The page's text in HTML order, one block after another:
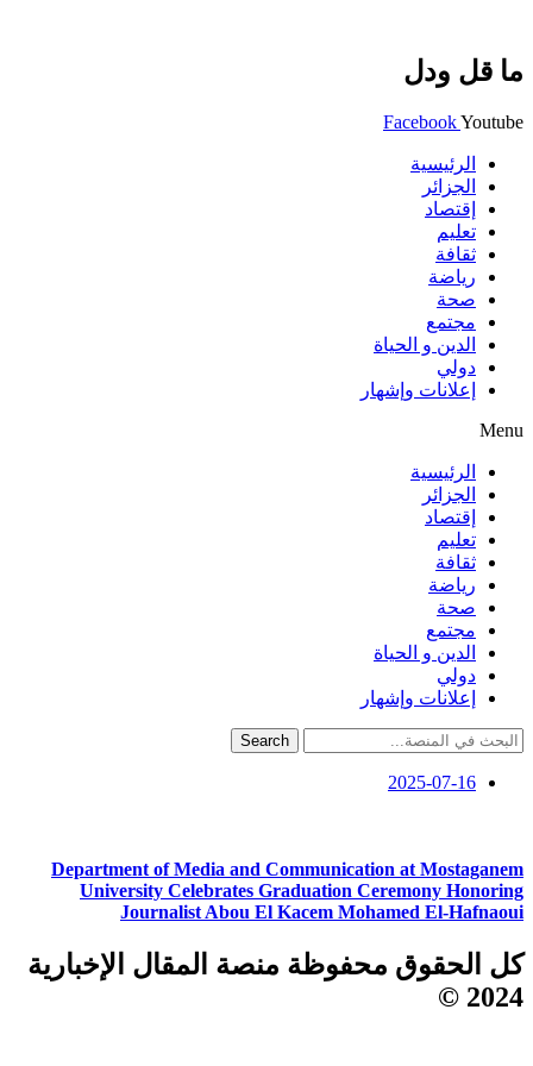
ما قل ودل
FacebookYoutube
الرئيسية
الجزائر
إقتصاد
تعليم
ثقافة
رياضة
صحة
مجتمع
الدين و الحياة
دولي
إعلانات وإشهار
Menu
الرئيسية
الجزائر
إقتصاد
تعليم
ثقافة
رياضة
صحة
مجتمع
الدين و الحياة
دولي
إعلانات وإشهار
Search
2025-07-16
Department of Media and Communication at Mostaganem
University Celebrates Graduation Ceremony Honoring
Journalist Abou El Kacem Mohamed El-Hafnaoui
كل الحقوق محفوظة منصة المقال الإخبارية
2024 ©